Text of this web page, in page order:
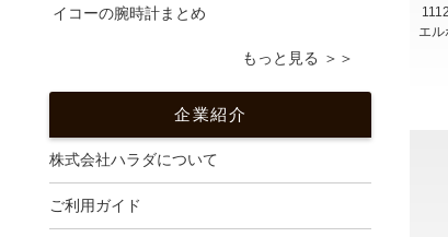
エ
イコーの腕時計まとめ
もっと見る ＞＞
企業紹介
株式会社ハラダについて
ご利用ガイド